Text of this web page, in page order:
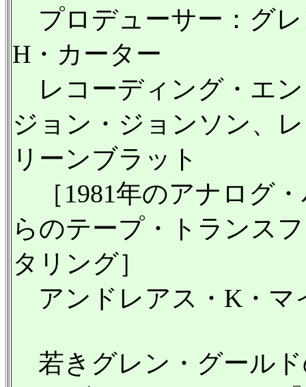
プロデューサー：グ
H・カーター
レコーディング・エ
ジョン・ジョンソン、
リーンブラット
［1981年のアナログ
らのテープ・トランス
タリング］
アンドレアス・K・マ
若きグレン・グール